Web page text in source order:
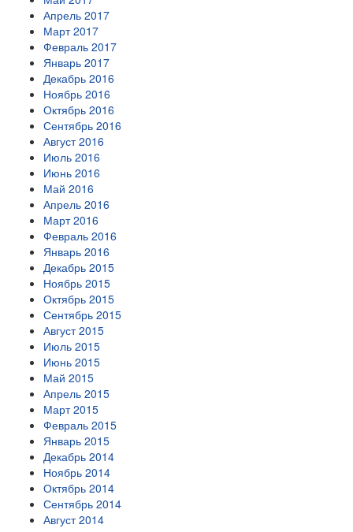
Апрель 2017
Март 2017
Февраль 2017
Январь 2017
Декабрь 2016
Ноябрь 2016
Октябрь 2016
Сентябрь 2016
Август 2016
Июль 2016
Июнь 2016
Май 2016
Апрель 2016
Март 2016
Февраль 2016
Январь 2016
Декабрь 2015
Ноябрь 2015
Октябрь 2015
Сентябрь 2015
Август 2015
Июль 2015
Июнь 2015
Май 2015
Апрель 2015
Март 2015
Февраль 2015
Январь 2015
Декабрь 2014
Ноябрь 2014
Октябрь 2014
Сентябрь 2014
Август 2014